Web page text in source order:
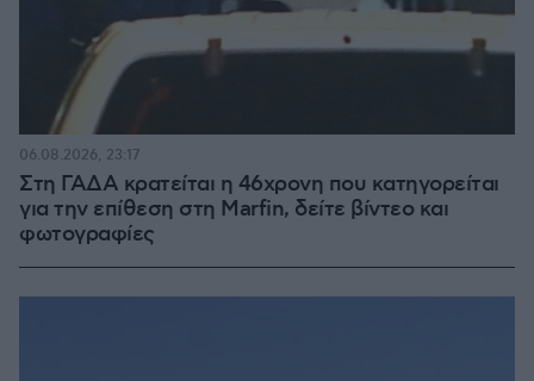
Στη ΓΑΔΑ κρατείται η 46χρονη που κατηγορείται
για την επίθεση στη Marfin, δείτε βίντεο και
φωτογραφίες
06.08.2026, 23:17